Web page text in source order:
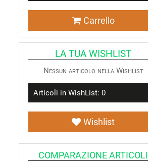
Carrello
LA TUA WISHLIST
Nessun articolo nella Wishlist
Articoli in WishList: 0
Wishlist
COMPARAZIONE ARTICOLI